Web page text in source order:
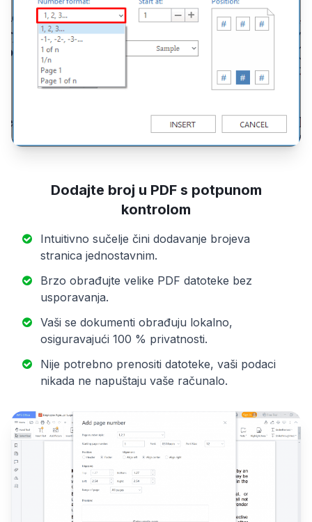
Dodajte broj u PDF s potpunom
kontrolom
Intuitivno sučelje čini dodavanje brojeva
stranica jednostavnim.
Brzo obrađujte velike PDF datoteke bez
usporavanja.
Vaši se dokumenti obrađuju lokalno,
osiguravajući 100 % privatnosti.
Nije potrebno prenositi datoteke, vaši podaci
nikada ne napuštaju vaše računalo.